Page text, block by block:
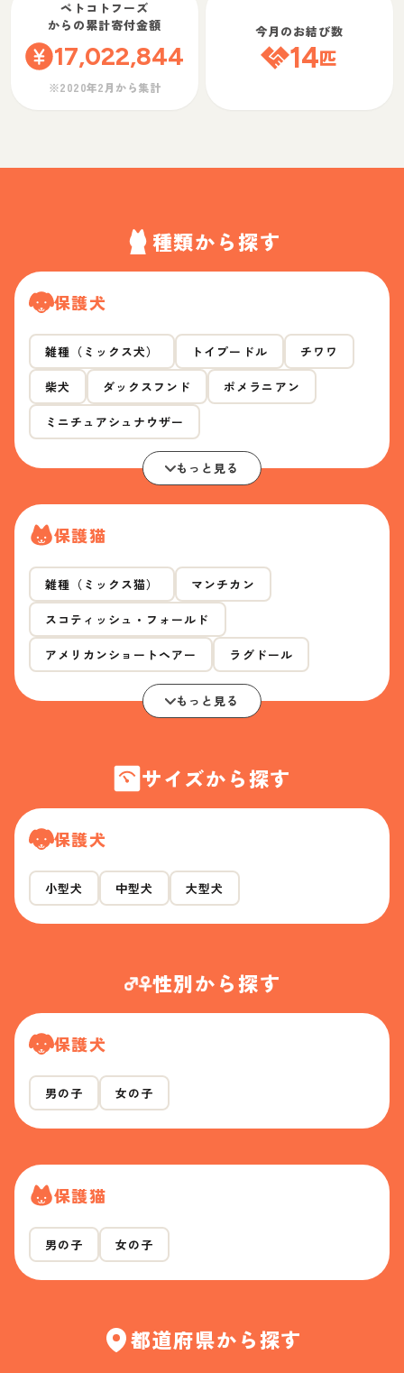
ペトコトフーズ
からの累計寄付金額
17,022,844
※2020年2月から集計
今月のお結び数
14匹
種類から探す
保護犬
雑種（ミックス犬） トイプードル チワワ
柴犬 ダックスフンド ポメラニアン
ミニチュアシュナウザー
もっと見る
保護猫
雑種（ミックス猫） マンチカン
スコティッシュ・フォールド
アメリカンショートヘアー ラグドール
もっと見る
サイズから探す
保護犬
小型犬 中型犬 大型犬
性別から探す
保護犬
男の子 女の子
保護猫
男の子 女の子
都道府県から探す